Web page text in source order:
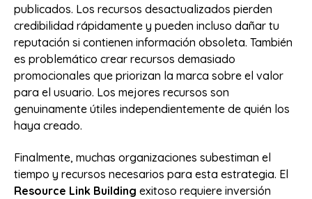
publicados. Los recursos desactualizados pierden
credibilidad rápidamente y pueden incluso dañar tu
reputación si contienen información obsoleta. También
es problemático crear recursos demasiado
promocionales que priorizan la marca sobre el valor
para el usuario. Los mejores recursos son
genuinamente útiles independientemente de quién los
haya creado.
Finalmente, muchas organizaciones subestiman el
tiempo y recursos necesarios para esta estrategia. El
Resource Link Building exitoso requiere inversión